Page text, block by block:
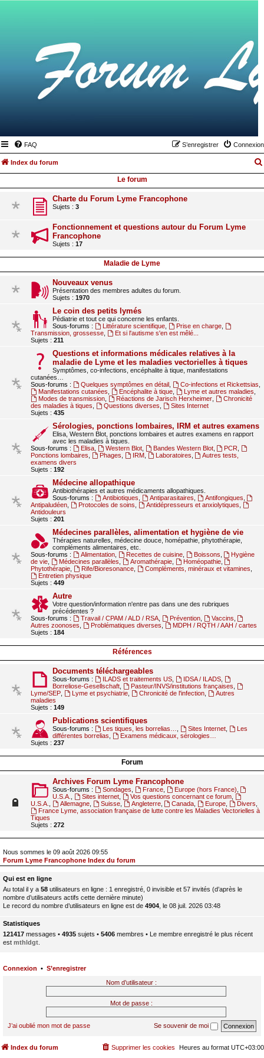
FAQ Connexion
S’enregistrer
Index du forum
Le forum
Charte du Forum Lyme Francophone
Sujets : 3
Fonctionnement et questions autour du Forum Lyme
Francophone
Sujets : 17
Maladie de Lyme
Nouveaux venus
Présentation des membres adultes du forum.
Sujets : 1970
Le coin des petits lymés
Pédiatrie et tout ce qui concerne les enfants.
Sous-forums :
Littérature scientifique, Prise en charge,
Transmission, grossesse
Et si l'autisme s'en est mêlé...
Sujets : 211
Questions et informations médicales relatives à la
maladie de Lyme et les maladies vectorielles à tiques
Symptômes, co-infections, encéphalite à tique, manifestations
cutanées…
Sous-forums :
Quelques symptômes en détail, Co-infections et Rickettsias
Manifestations cutanées
Encéphalite à tique, Lyme et autres maladies
Modes de transmission, Réactions de Jarisch Herxheimer,
Chronicité
des maladies à tiques
Questions diverses
Sites Internet
Sujets : 435
Sérologies, ponctions lombaires, IRM et autres examens
Elisa, Western Blot, ponctions lombaires et autres examens en rapport
avec les maladies à tiques.
Sous-forums :
Elisa, Western Blot, Bandes Western Blot, PCR
Ponctions lombaires
Phages IRM, Laboratoires
Autres tests,
examens divers
Sujets : 192
Médecine allopathique
Antibiothérapies et autres médicaments allopathiques.
Sous-forums :
Antibiotiques Antiparasitaires Antifongiques
Antipaludéen
Protocoles de soins Antidépresseurs et anxiolytiques
Antidouleurs
Sujets : 201
Médecines parallèles, alimentation et hygiène de vie
Thérapies naturelles, médecine douce, homépathie, phytothérapie,
compléments alimentaires, etc.
Sous-forums :
Alimentation, Recettes de cuisine, Boissons
Hygiène
de vie
Médecines parallèles Aromathérapie, Homéopathie,
Phytothérapie
Rife/Bioresonance, Compléments, minéraux et vitamines
Entretien physique
Sujets : 449
Autre
Votre question/information n'entre pas dans une des rubriques
précédentes ?
Sous-forums :
Travail / CPAM / ALD / RSA, Prévention, Vaccins
Autres zoonoses
Problématiques diverses
MDPH / RQTH / AAH / cartes
Sujets : 184
Références
Documents téléchargeables
Sous-forums : ILADS et traitements US, IDSA / ILADS,
Borreliose-Gesellschaft
Pasteur/INVS/institutions françaises
Lyme/SEP
Lyme et psychiatrie, Chronicité de l'infection,
Autres
maladies
Sujets : 149
Publications scientifiques
Sous-forums : Les tiques, les borrelias… Sites Internet,
Les
différentes borrelias
Examens médicaux, sérologies…
Sujets : 237
Forum
Archives Forum Lyme Francophone
Sous-forums : Sondages France, Europe (hors France)
U.S.A.
Sites internet, Vos questions concernant ce forum,
U.S.A.
Allemagne, Suisse, Angleterre, Canada Europe Divers
France Lyme, association française de lutte contre les Maladies Vectorielles à
Tiques
Sujets : 272
Nous sommes le 09 août 2026 09:55
Forum Lyme Francophone Index du forum
Qui est en ligne
Au total il y a 58 utilisateurs en ligne : 1 enregistré, 0 invisible et 57 invités (d’après le
nombre d’utilisateurs actifs cette dernière minute)
Le record du nombre d’utilisateurs en ligne est de 4904 , le 08 juil. 2026 03:48
Statistiques
121417 messages • 4935 sujets • 5406 membres • Le membre enregistré le plus récent
est mthldgt
Connexion • S’enregistrer
Nom d’utilisateur :
Mot de passe :
J’ai oublié mon mot de passe Se souvenir de moi
Index du forum Heures au format UTC+03:00
Supprimer les cookies